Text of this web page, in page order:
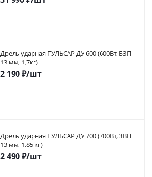
Дрель ударная ПУЛЬСАР ДУ 600 (600Вт, БЗП
13 мм, 1,7кг)
2 190₽/шт
Дрель ударная ПУЛЬСАР ДУ 700 (700Вт, ЗВП
13 мм, 1,85 кг)
2 490₽/шт